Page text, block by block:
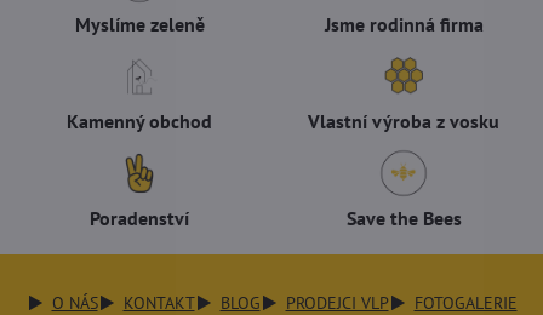
Myslíme zeleně Jsme rodinná firma
Kamenný obchod Vlastní výroba z vosku
Poradenství Save the Bees
O NÁS KONTAKT BLOG PRODEJCI VLP
FOTOGALERIE